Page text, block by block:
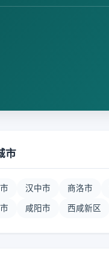
市
汉中市 商洛市
咸阳市 西咸新区